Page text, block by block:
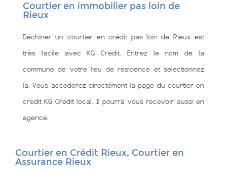
Courtier en immobilier pas loin de
Rieux
Déchiner un courtier en crédit pas loin de Rieux est
très facile avec KG Crédit. Entrez le nom de la
commune de votre lieu de résidence et sélectionnez
la. Vous accédérez directement la page du courtier en
crédit KG Crédit local. Il pourra vous recevoir aussi en
agence.
Courtier en Crédit Rieux, Courtier en
Assurance Rieux